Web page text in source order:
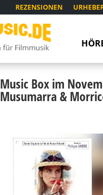
REZENSIONEN
Music Box im
Musumarra &